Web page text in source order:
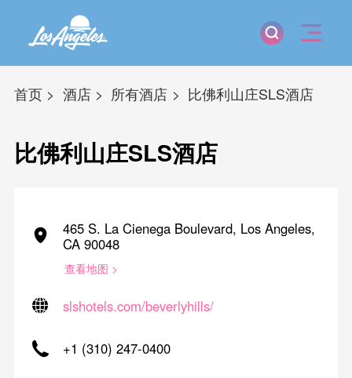
首页 酒店 所有酒店 比佛利山庄SLS酒店
比佛利山庄SLS酒店
465 S. La Cienega Boulevard, Los Angeles,
CA 90048
查看地图 >
slshotels.com/beverlyhills/
+1 (310) 247-0400